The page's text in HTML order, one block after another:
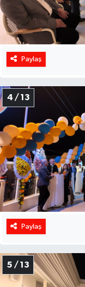
Paylaş
4 / 13
Paylaş
5 / 13